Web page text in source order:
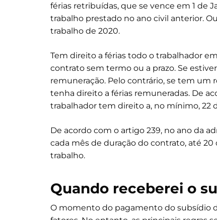
férias retribuídas, que se vence em 1 de
trabalho prestado no ano civil anterior.
trabalho de 2020.
Tem direito a férias todo o trabalhador
contrato sem termo ou a prazo. Se
remuneração. Pelo contrário, se tem
tenha direito a férias remuneradas. De
trabalhador tem direito a, no mínimo, 22
De acordo com o artigo 239, no ano da
cada mês de duração do contrato, até 20
trabalho.
Quando receberei o
O momento do pagamento do subsídio